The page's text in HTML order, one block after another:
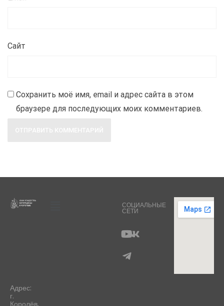
Сайт
Сохранить моё имя, email и адрес сайта в этом
браузере для последующих моих комментариев.
СОЦИАЛЬНЫЕ
СЕТИ
Адрес:
г.
Королёв,